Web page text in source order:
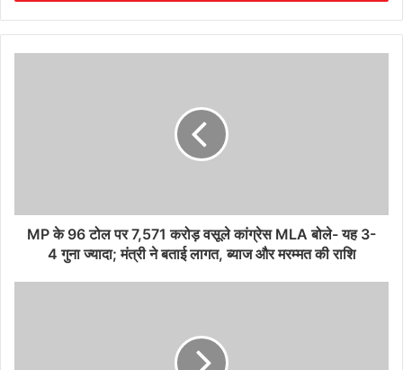
MP के 96 टोल पर 7,571 करोड़ वसूले कांग्रेस MLA बोले- यह 3-
4 गुना ज्यादा; मंत्री ने बताई लागत, ब्याज और मरम्मत की राशि